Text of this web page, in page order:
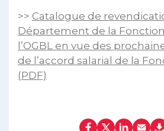
>> Catalogue de
Département de la
l’OGBL en vue des
de l’accord salarial de la
(PDF)